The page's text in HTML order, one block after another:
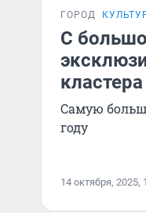
ГОРОД
С
кластера
Самую
году
14 октября, 2025,